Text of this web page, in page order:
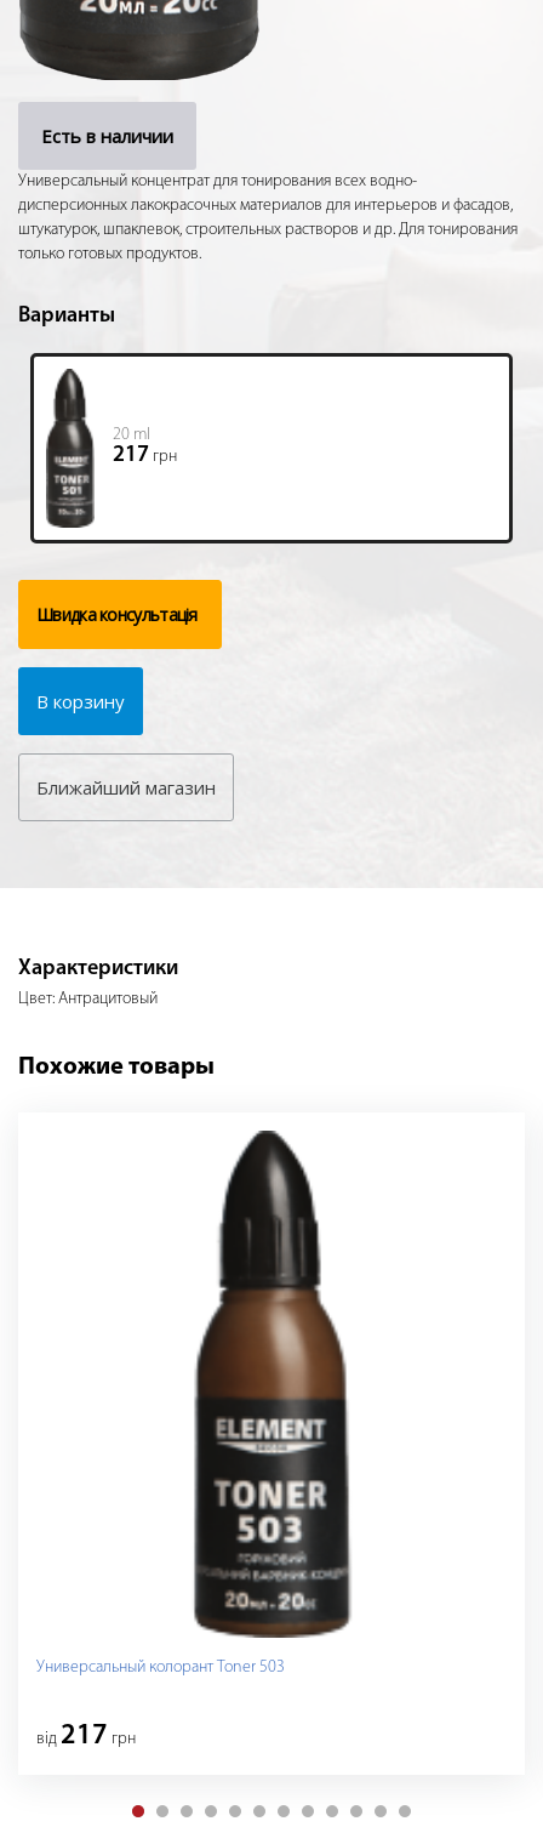
Есть в наличии
Универсальный концентрат для тонирования всех водно-
дисперсионных лакокрасочных материалов для интерьеров и фасадов,
штукатурок, шпаклевок, строительных растворов и др. Для тонирования
только готовых продуктов.
Варианты
20 ml
217 грн
Швидка консультація
В корзину
Ближайший магазин
Характеристики
Цвет: Антрацитовый
Похожие товары
Универсальный колорант Toner 503
вiд 217 грн